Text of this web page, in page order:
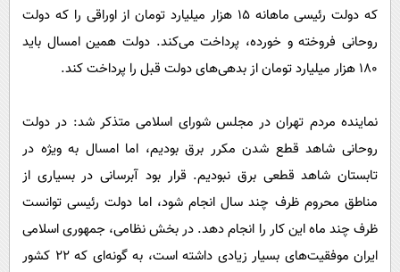
که دولت رئیسی ماهانه ۱۵ هزار میلیارد تومان از اوراقی را که دولت
روحانی فروخته و خورده، پرداخت می‌کند. دولت همین امسال باید
۱۸۰ هزار میلیارد تومان از بدهی‌های دولت قبل را پرداخت کند.
نماینده مردم تهران در مجلس شورای اسلامی متذکر شد: در دولت
روحانی شاهد قطع شدن مکرر برق بودیم، اما امسال به ویژه در
تابستان شاهد قطعی برق نبودیم. قرار بود آبرسانی در بسیاری از
مناطق محروم ظرف چند سال انجام شود، اما دولت رئیسی توانست
ظرف چند ماه این کار را انجام دهد. در بخش نظامی، جمهوری اسلامی
ایران موفقیت‌های بسیار زیادی داشته است، به گونه‌ای که ۲۲ کشور